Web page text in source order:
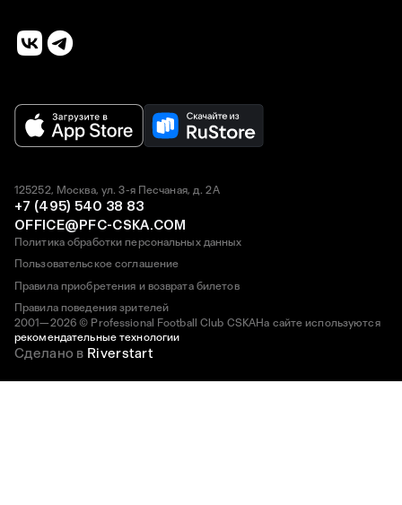
2001—2026 © Professional Football Club CSKAНа сайте используются
рекомендательные технологии
125252, Москва, ул. 3-я Песчаная, д. 2А
+7 (495) 540 38 83
OFFICE@PFC-CSKA.COM
Политика обработки персональных данных
Пользовательское соглашение
Правила приобретения и возврата билетов
Правила поведения зрителей
Сделано в Riverstart